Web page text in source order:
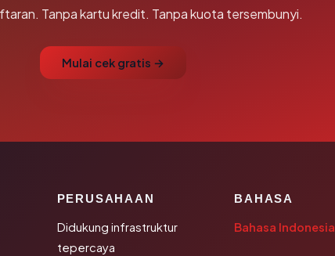
Tanpa kartu kredit. Tanpa kuota tersembunyi.
Mulai cek gratis →
PERUSAHAAN
Didukung infrastruktur
tepercaya
BAHASA
Bahasa Indonesia